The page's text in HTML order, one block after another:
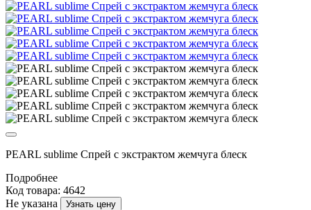
PEARL sublime Спрей с экстрактом жемчуга блеск
Подробнее
Код товара: 4642
Не указана
Узнать цену